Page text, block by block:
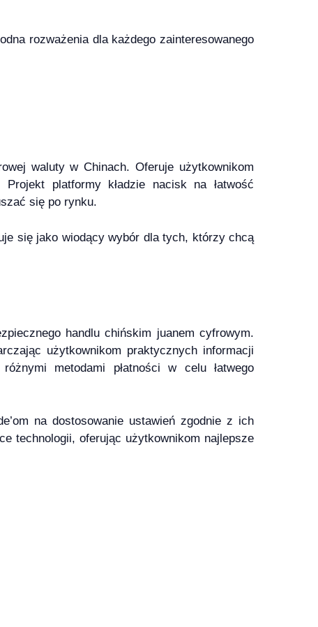
rozważenia dla każdego zainteresowanego
waluty w Chinach. Oferuje użytkownikom
platformy kładzie nacisk na łatwość
się po rynku.
się jako wiodący wybór dla tych, którzy chcą
handlu chińskim juanem cyfrowym.
użytkownikom praktycznych informacji
metodami płatności w celu łatwego
na dostosowanie ustawień zgodnie z ich
technologii, oferując użytkownikom najlepsze